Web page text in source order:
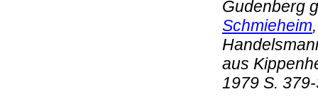
Gudenberg
Schmieheim
aus
1979 S.